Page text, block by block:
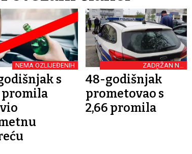
NEMA OZLIJEĐENIH
s
promila
ZADRŽAN NA
TRIJEŽNJENJU
48-godišnjak
prometovao s
2,66 promila